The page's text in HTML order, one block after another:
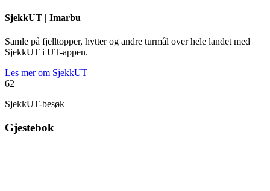
SjekkUT | Imarbu
Samle på fjelltopper, hytter og andre turmål over hele landet med
SjekkUT i UT-appen.
Les mer om SjekkUT
62
SjekkUT-besøk
Gjestebok